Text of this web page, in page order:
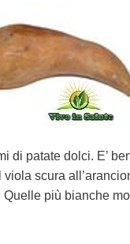
di patate dolci. E’
scura
più bianche